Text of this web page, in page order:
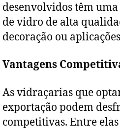
desenvolvidos têm
de vidro de alta
decoração ou
Vantagens
As vidraçarias que
exportação podem
competitivas. Entre elas